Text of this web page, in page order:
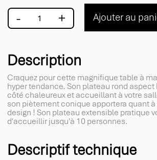
- + Ajouter au
Description
Craquez pour cette magnifique table à
hyper tendance. Son plateau rond aspect
côté chaleureux et accueillant à votre
son piètement conique apportera quant
design ! Son plateau extensible pratique
d'accueillir jusqu'à 10 personnes.
Descriptif technique